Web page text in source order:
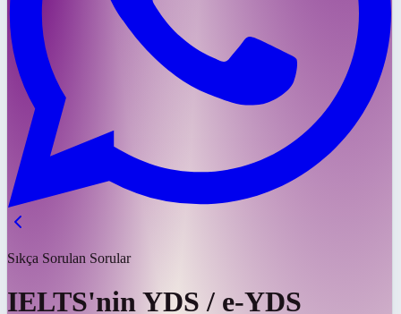
Sıkça Sorulan Sorular
IELTS'nin YDS / e-YDS